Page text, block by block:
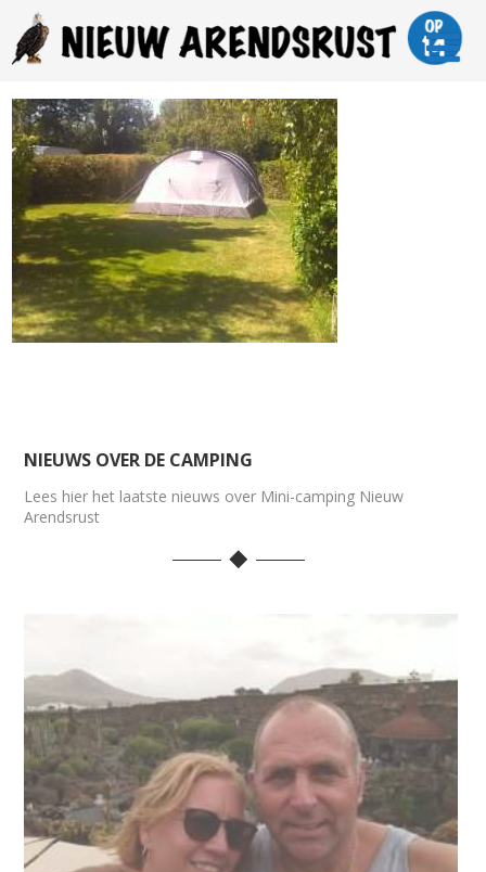
NIEUWS OVER DE CAMPING
Lees hier het laatste nieuws over Mini-camping Nieuw
Arendsrust